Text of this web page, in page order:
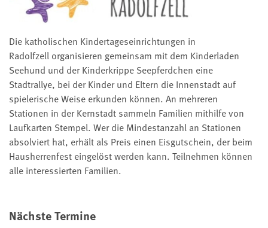
Die katholischen Kindertageseinrichtungen in
Radolfzell organisieren gemeinsam mit dem Kinderladen
Seehund und der Kinderkrippe Seepferdchen eine
Stadtrallye, bei der Kinder und Eltern die Innenstadt auf
spielerische Weise erkunden können. An mehreren
Stationen in der Kernstadt sammeln Familien mithilfe von
Laufkarten Stempel. Wer die Mindestanzahl an Stationen
absolviert hat, erhält als Preis einen Eisgutschein, der beim
Hausherrenfest eingelöst werden kann. Teilnehmen können
alle interessierten Familien.
Nächste Termine